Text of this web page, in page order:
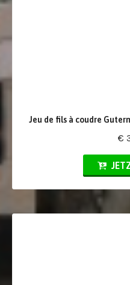
Jeu de fils à coudre
€